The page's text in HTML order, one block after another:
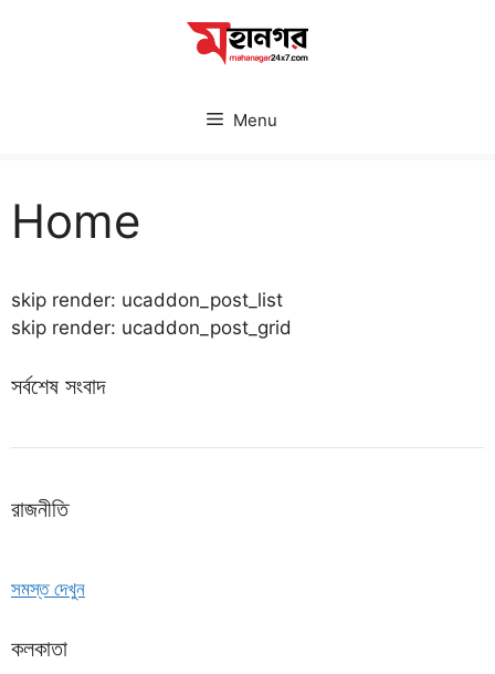
Menu
Home
skip render: ucaddon_post_list
skip render: ucaddon_post_grid
সর্বশেষ সংবাদ
রাজনীতি
সমস্ত দেখুন
কলকাতা